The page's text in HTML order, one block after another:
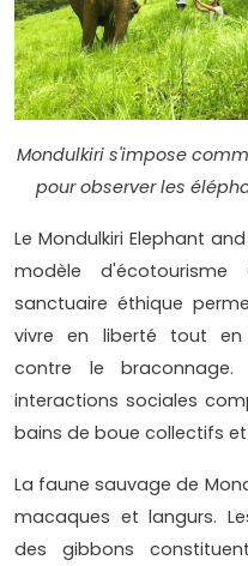
Mondulkiri s'impose
pour observer les
Le Mondulkiri Elephant
modèle d'écotourisme
sanctuaire éthique
vivre en liberté tout en
contre le braconnage.
interactions sociales
bains de boue collectifs
La faune sauvage de
macaques et langurs.
des gibbons